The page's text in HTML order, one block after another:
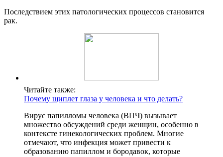
Последствием этих патологических процессов становится
рак.
Читайте также:
Почему щиплет глаза у человека и что делать?
Вирус папилломы человека (ВПЧ) вызывает
множество обсуждений среди женщин, особенно в
контексте гинекологических проблем. Многие
отмечают, что инфекция может привести к
образованию папиллом и бородавок, которые